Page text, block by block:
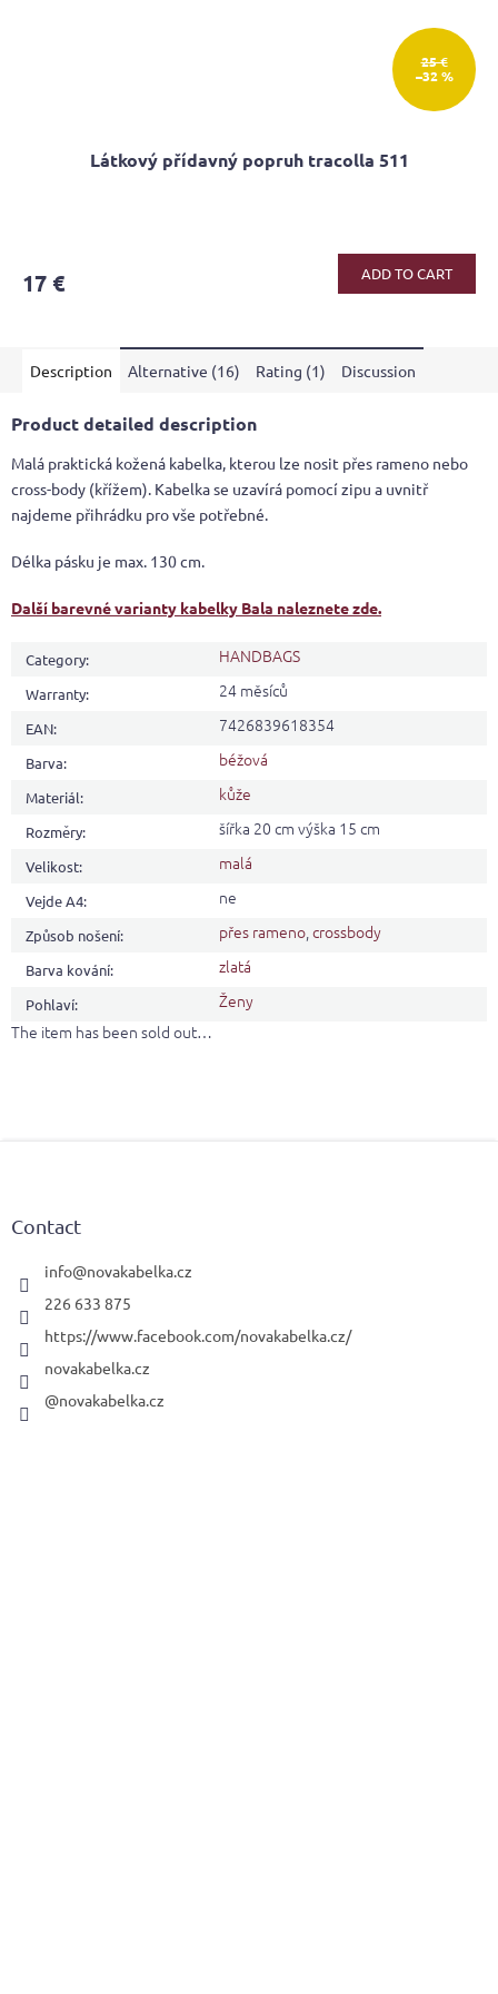
25 €
–32 %
Látkový přídavný popruh tracolla 511
17 € ADD TO CART
Description Alternative (16) Rating (1) Discussion
Product detailed description
Malá praktická kožená kabelka, kterou lze nosit přes rameno nebo
cross-body (křížem). Kabelka se uzavírá pomocí zipu a uvnitř
najdeme přihrádku pro vše potřebné.
Délka pásku je max. 130 cm.
Další barevné varianty kabelky Bala naleznete zde.
Category: HANDBAGS
Warranty: 24 měsíců
EAN: 7426839618354
Barva: béžová
Materiál: kůže
Rozměry: šířka 20 cm výška 15 cm
Velikost: malá
Vejde A4: ne
Způsob nošení: přes rameno,crossbody
Barva kování: zlatá
Pohlaví:
Ženy
The item has been sold out…
Contact
info@novakabelka.cz
226 633 875
https://www.facebook.com/novakabelka.cz/
novakabelka.cz
@novakabelka.cz